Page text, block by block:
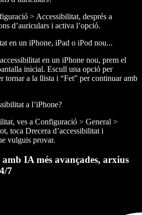
> Accessibilitat, després a
d’auriculars i activa l’opció.
en un iPhone, iPad o iPod nou...
en un iPhone nou, prem el
inicial. Escull una opció per
tornar a la llista i “Fet” per continuar amb
a l’iPhone?
ves a Configuració > General >
toca Drecera d’accessibilitat i
vulguis provar.
amb IA més avançades, arxius
7